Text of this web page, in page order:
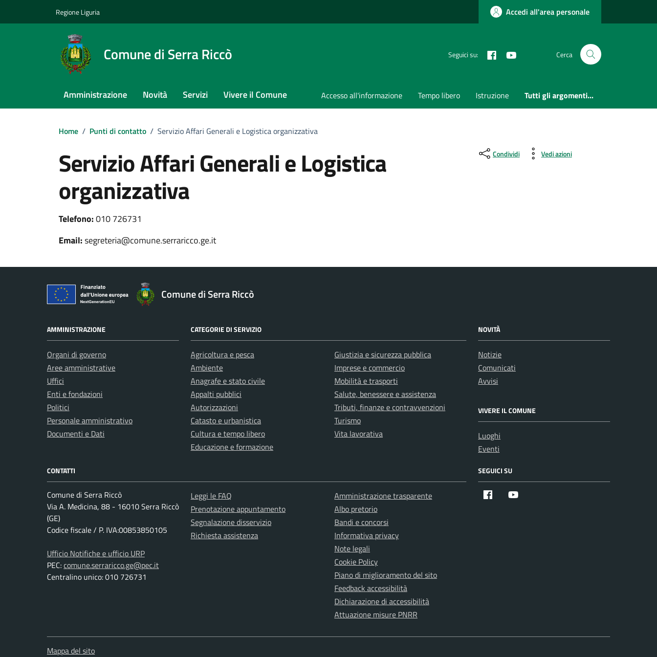
Regione Liguria Accedi all'area personale
Comune di Serra Riccò Seguici su: Facebook Cerca
Amministrazione Novità Servizi Vivere il Comune Accesso all'informazione Tempo libero Istruzione Tutti gli argomenti...
Home / Punti di contatto / Servizio Affari Generali e Logistica organizzativa
Servizio Affari Generali e Logistica
organizzativa
Condividi Vedi azioni
Telefono:010 726731
Email:segreteria@comune.serraricco.ge.it
Comune di Serra Riccò
AMMINISTRAZIONE
Organi di governo
Aree amministrative
Uffici
Enti e fondazioni
Politici
Personale amministrativo
Documenti e Dati
CATEGORIE DI SERVIZIO
Agricoltura e pesca
Ambiente
Anagrafe e stato civile
Appalti pubblici
Autorizzazioni
Catasto e urbanistica
Cultura e tempo libero
Educazione e formazione
Giustizia e sicurezza pubblica
Imprese e commercio
Mobilità e trasporti
Salute, benessere e assistenza
Tributi, finanze e contravvenzioni
Turismo
Vita lavorativa
NOVITÀ
Notizie
Comunicati
Avvisi
VIVERE IL COMUNE
Luoghi
Eventi
CONTATTI
Comune di Serra Riccò
Via A. Medicina, 88 - 16010 Serra Riccò
(GE)
Codice fiscale / P. IVA:00853850105
Ufficio Notifiche e ufficio URP
PEC:comune.serraricco.ge@pec.it
Centralino unico: 010 726731
Leggi le FAQ
Prenotazione appuntamento
Segnalazione disservizio
Richiesta assistenza
Amministrazione trasparente
Albo pretorio
Bandi e concorsi
Informativa privacy
Note legali
Cookie Policy
Piano di miglioramento del sito
Feedback accessibilità
Dichiarazione di accessibilità
Attuazione misure PNRR
SEGUICI SU
Facebook
Mappa del sito